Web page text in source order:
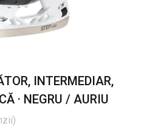
INTERMEDIAR,
· NEGRU / AURIU
)